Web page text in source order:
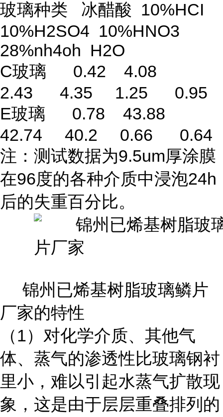
玻璃种类 冰醋酸 10%HCI
10%H2SO4 10%HNO3
28%nh4oh H2O
C玻璃 0.42 4.08
2.43 4.35 1.25 0.95
E玻璃 0.78 43.88
42.74 40.2 0.66 0.64
注：测试数据为9.5um厚涂膜
在96度的各种介质中浸泡24h
后的失重百分比。
锦州已烯基树脂玻璃鳞片
厂家的特性
（1）对化学介质、其他气
体、蒸气的渗透性比玻璃钢衬
里小，难以引起水蒸气扩散现
象，这是由于层层重叠排列的